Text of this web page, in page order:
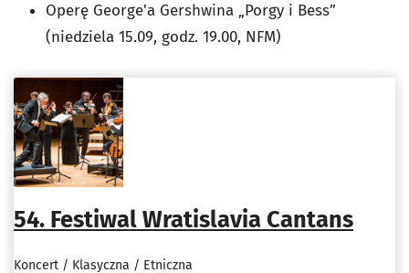
Operę George'a Gershwina „Porgy i Bess”
(niedziela 15.09, godz. 19.00, NFM)
54. Festiwal Wratislavia Cantans
Koncert / Klasyczna / Etniczna